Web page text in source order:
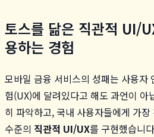
토스를 닮은 직관적 UI/
용하는 경험
모바일 금융 서비스의 성패는 사용자
험(UX)에 달려있다고 해도 과언이 아
히 파악하고, 국내 사용자들에게 가
수준의 직관적 UI/UX를 구현했습니